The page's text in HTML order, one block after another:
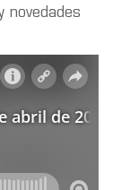
novedades